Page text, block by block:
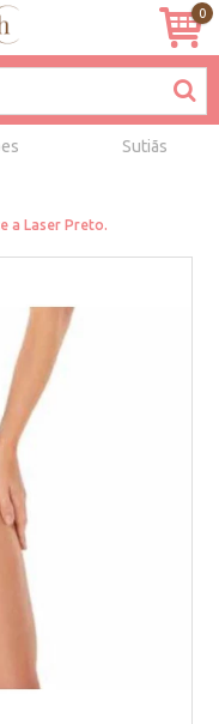
0
Sutiãs
a Laser Preto.